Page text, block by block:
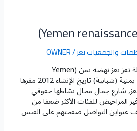
والجمعيات تعز/
OWNER
الوضع الخيري في محافظة تعز​ تعز نهضة يمن (Yemen
renaissance) التصنيف: يمنية (شبابية) تاريخ الإنشاء 2012 مقرها
تعز, شارع جمال مجال نشاطها حقوقي
المراحيض للفئات الأكثر ضعفا من
عنواين التواصل صفحتهم على الفيس